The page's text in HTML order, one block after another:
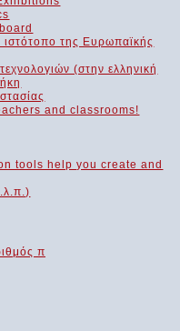
της Ευρωπαϊκής
(στην ελληνική
and classrooms!
tools help you create and